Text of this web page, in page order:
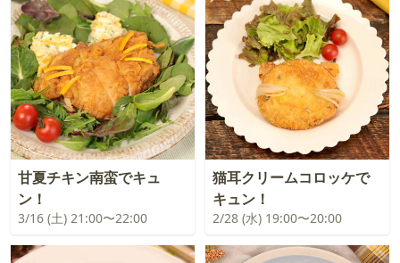
甘夏チキン南蛮でキュ
ン！
3/16 (土) 21:00〜22:00
猫耳クリームコロッケで
キュン！
2/28 (水) 19:00〜20:00